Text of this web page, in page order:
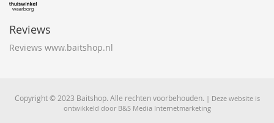
Reviews
Reviews www.baitshop.nl
Copyright © 2023 Baitshop. Alle rechten voorbehouden. | Deze website is
ontwikkeld door B&S Media Internetmarketing